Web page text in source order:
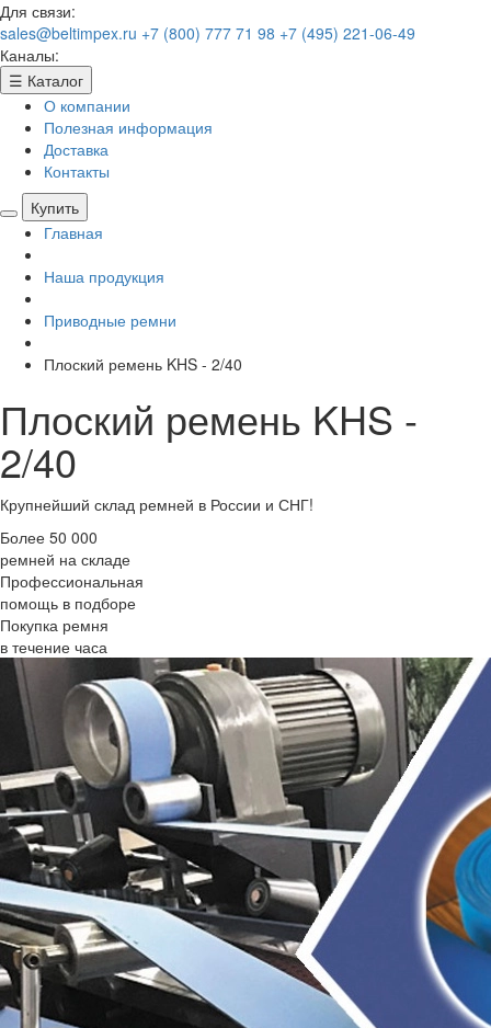
Для связи:
sales@beltimpex.ru +7 (800) 777 71 98 +7 (495) 221-06-49
Каналы:
☰ Каталог
О компании
Полезная информация
Доставка
Контакты
Купить
Главная
Наша продукция
Приводные ремни
Плоский ремень KHS - 2/40
Плоский ремень KHS -
2/40
Крупнейший склад ремней в России и СНГ!
Более 50 000
ремней на складе
Профессиональная
помощь в подборе
Покупка ремня
в течение часа